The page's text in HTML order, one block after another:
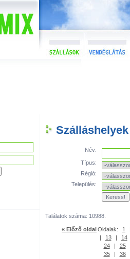
Szálláshelyek
Név:
Típus:
Régió:
Település:
Találatok száma: 10988.
« Előző oldalOldalak: 1
|
13 | 14
24
| 25
35
| 36